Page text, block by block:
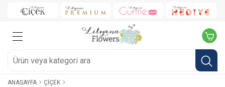
ANASAYFA
ÇIÇEK